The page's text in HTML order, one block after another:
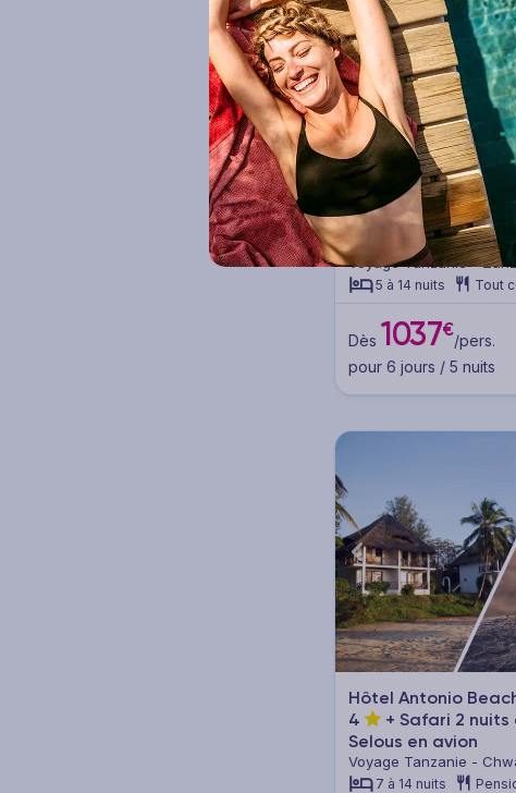
Ôclub Experience (8)
Ôclub Select (5) OFFRE BON PLAN
Ôclub Experience
Resort & Spa4
Voyage Tanzanie -
5 à 14 nuits Tout
Dès 1037€/pers.
pour 6 jours / 5 nuits
Hôtel Antonio
4
+ Safari 2
Selous en avion
Voyage Tanzanie -
Selous7 à 14 nuits